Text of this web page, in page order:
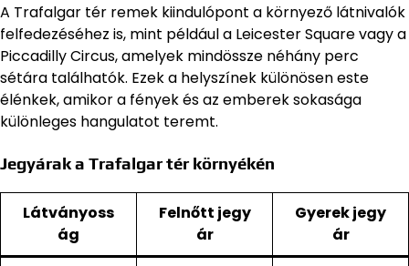
A Trafalgar tér remek kiindulópont a környező látnivalók
felfedezéséhez is, mint például a Leicester Square vagy a
Piccadilly Circus, amelyek mindössze néhány perc
sétára találhatók. Ezek a helyszínek különösen este
élénkek, amikor a fények és az emberek sokasága
különleges hangulatot teremt.
Jegyárak a Trafalgar tér környékén
Látványoss
ág
Felnőtt jegy
ár
Gyerek jegy
ár